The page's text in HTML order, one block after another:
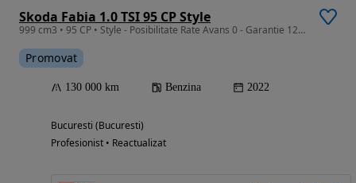
Skoda Fabia 1.0 TSI 95 CP Style
999 cm3 • 95 CP • Style - Posibilitate Rate Avans 0 - Garantie 12 Luni - IMPECABILA
Promovat
130 000 km Benzina 2022
Bucuresti (Bucuresti)
Profesionist • Reactualizat